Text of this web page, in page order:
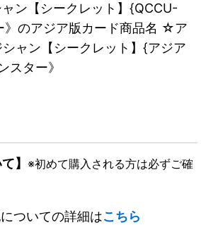
ン【シークレット】{QCCU-
》のアジア版カード商品名 ☆ア
ャン【シークレット】{アジア
スター》
】 ※初めて購入される方は必ずご確
ついての詳細はこちら